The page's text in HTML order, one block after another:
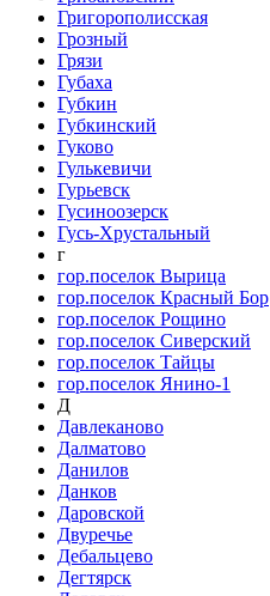
Григорополисская
Грозный
Грязи
Губаха
Губкин
Губкинский
Гуково
Гулькевичи
Гурьевск
Гусиноозерск
Гусь-Хрустальный
г
гор.поселок Вырица
гор.поселок Красный Бор
гор.поселок Рощино
гор.поселок Сиверский
гор.поселок Тайцы
гор.поселок Янино-1
Д
Давлеканово
Далматово
Данилов
Данков
Даровской
Двуречье
Дебальцево
Дегтярск